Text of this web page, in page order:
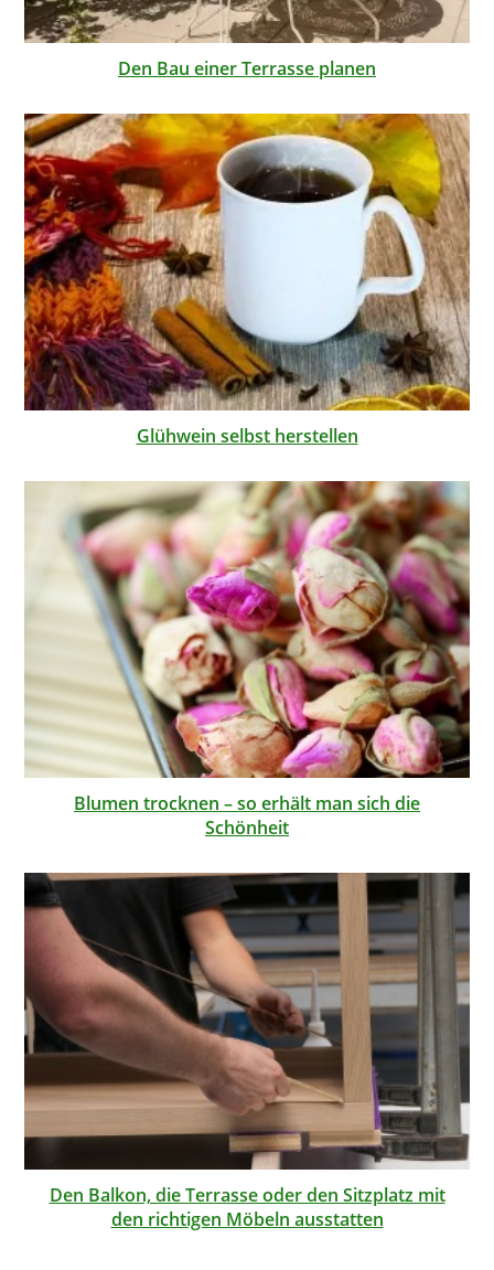
Den Bau einer Terrasse planen
Glühwein selbst herstellen
Blumen trocknen – so erhält man sich die
Schönheit
Den Balkon, die Terrasse oder den Sitzplatz mit
den richtigen Möbeln ausstatten